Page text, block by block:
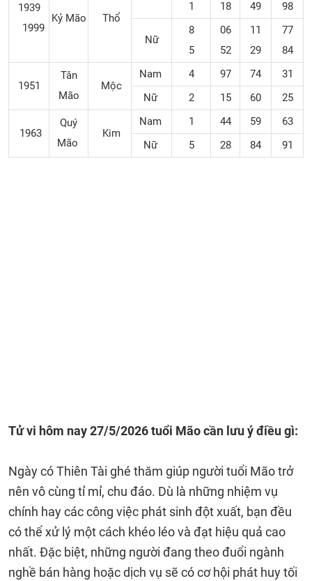
1939
1999
Kỷ Mão Thổ
1
18 49 98
Nữ
8
5
06
52
11
29
77
84
1951
Tân
Mão
Mộc
Nam 4 97 74
31
Nữ
2 15 60 25
1963
Quý
Mão
Kim
Nam 1 44 59
63
Nữ
5 28 84 91
Tử vi hôm nay 27/5/2026 tuổi Mão cần lưu ý điều gì:
Ngày có Thiên Tài ghé thăm giúp người tuổi Mão trở
nên vô cùng tỉ mỉ, chu đáo. Dù là những nhiệm vụ
chính hay các công việc phát sinh đột xuất, bạn đều
có thể xử lý một cách khéo léo và đạt hiệu quả cao
nhất. Đặc biệt, những người đang theo đuổi ngành
nghề bán hàng hoặc dịch vụ sẽ có cơ hội phát huy tối